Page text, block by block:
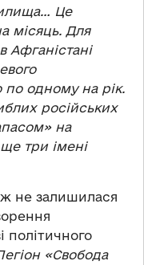
Це
місяць. Для
Афганістані
по одному на рік.
російських
на
три імені
не залишилася
політичного
«Свобода